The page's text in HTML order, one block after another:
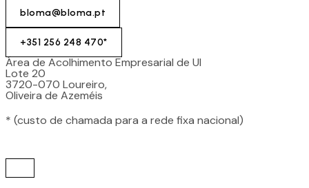
bloma@bloma.pt
+351 256 248 470*
Área de Acolhimento Empresarial de Ul
Lote 20
3720-070 Loureiro,
Oliveira de Azeméis
* (custo de chamada para a rede fixa nacional)